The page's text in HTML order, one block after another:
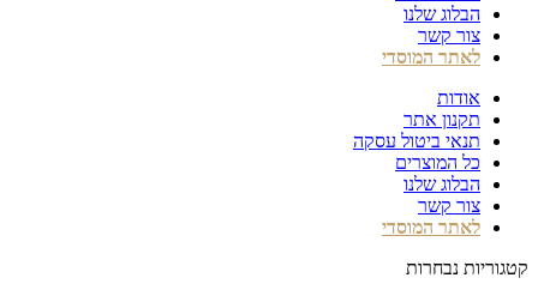
הבלוג שלנו
צור קשר
לאתר המוסדי
אודות
תקנון אתר
תנאי ביטול עסקה
כל המוצרים
הבלוג שלנו
צור קשר
לאתר המוסדי
קטגוריות נבחרות